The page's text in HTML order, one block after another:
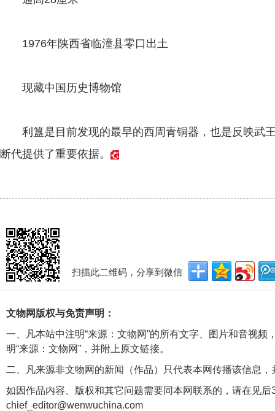
1976年陕西省临潼县零口出土
现藏中国历史博物馆
利簋是目前发现的最早的西周青铜器，也是反映武
断代提供了重要依据。
扫描此二维码，分享到微信
文物网版权与免责声明：
一、凡本站中注明“来源：文物网”的所有文字、图片和音视
明“来源：文物网”，并附上原文链接。
二、凡来源非文物网的新闻（作品）只代表本网传播该信息
如因作品内容、版权和其它问题需要同本网联系的，请在见后
chief_editor@wenwuchina.com